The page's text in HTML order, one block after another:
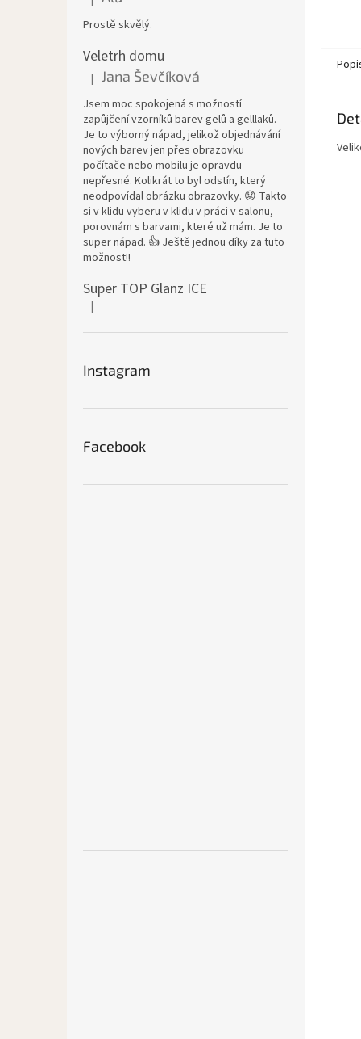
Hodnocení produktu je 5 z 5 hvězdiček.
Prostě skvělý.
Veletrh domu
Hodnocení produktu je 5 z 5 hvězdiček.
| Jana Ševčíková
Jsem moc spokojená s možností
zapůjčení vzorníků barev gelů a gelllaků.
Je to výborný nápad, jelikož objednávání
nových barev jen přes obrazovku
počítače nebo mobilu je opravdu
nepřesné. Kolikrát to byl odstín, který
neodpovídal obrázku obrazovky. 😟 Takto
si v klidu vyberu v klidu v práci v salonu,
porovnám s barvami, které už mám. Je to
super nápad. 👍 Ještě jednou díky za tuto
možnost!!
Super TOP Glanz ICE
Hodnocení produktu je 4 z 5 hvězdiček.
|
Instagram
Facebook